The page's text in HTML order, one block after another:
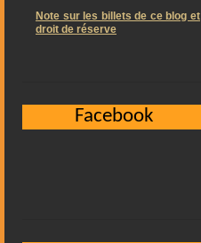
Note sur les billets de ce blog et
droit de réserve
Facebook